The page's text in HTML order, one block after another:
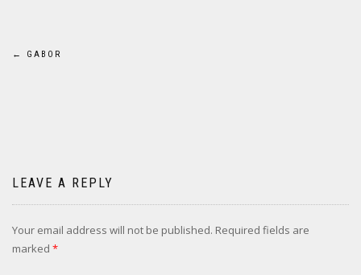
Post
← GABOR
LEAVE A REPLY
Your email address will not be published. Required fields are
marked *